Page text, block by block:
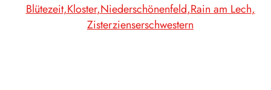
Blütezeit Kloster Niederschönenfeld Rain am Lech
Zisterzienserschwestern